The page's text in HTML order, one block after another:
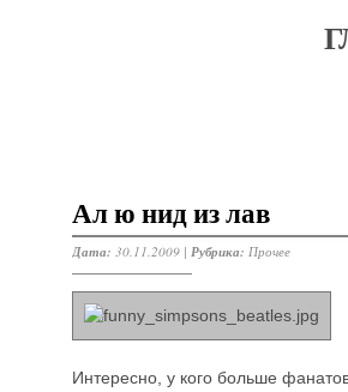
Ал ю нид из лав
Дата: 30.11.2009 | Рубрика: Прочее
Интересно, у кого больше